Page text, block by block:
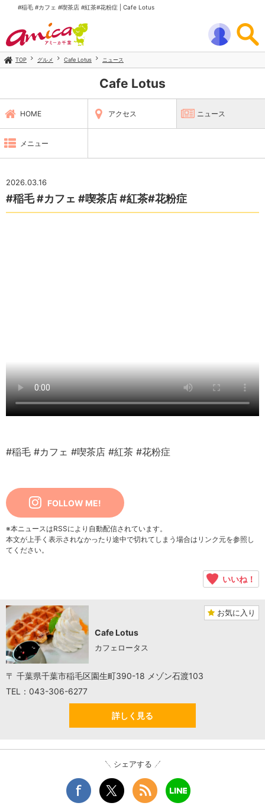
#稲毛 #カフェ #喫茶店 #紅茶#花粉症 | Cafe Lotus
TOP グルメ Cafe Lotus ニュース
Cafe Lotus
HOME アクセス ニュース
メニュー
2026.03.16
#稲毛 #カフェ #喫茶店 #紅茶#花粉症
#稲毛 #カフェ #喫茶店 #紅茶 #花粉症
FOLLOW ME!
※本ニュースはRSSにより自動配信されています。
本文が上手く表示されなかったり途中で切れてしまう場合はリンク元を参照し
てください。
いいね！
お気に入り
Cafe Lotus
カフェロータス
〒 千葉県千葉市稲毛区園生町390-18 メゾン石渡103
TEL：043-306-6277
詳しく見る
シェアする